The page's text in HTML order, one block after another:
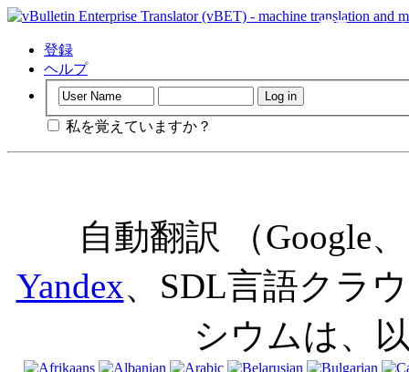
重要：この
登録
ヘルプ
私を覚えていますか？
自動翻訳 （Google
Yandex、SDL言語クラ
シウムは、